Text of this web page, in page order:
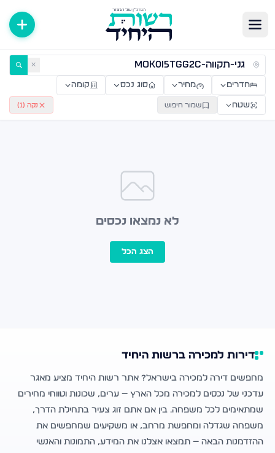
דירות למכירה ולהשכרה — רשות היחיד ✕
חדרים מחיר סוג נכס קומה
שטח שמור חיפוש נקה ( 1
)
לא נמצאו נכסים
הצג הכל
דירות למכירה ברשות היחיד
מחפשים דירה למכירה בישראל? אתר רשות היחיד מציע מאגר
עדכני של נכסים למכירה מכל הארץ — ערים, שכונות וטווחי מחירים
שמתאימים לכל משפחה. בין אם אתם זוג צעיר בתחילת הדרך,
משפחה שגדלה ומחפשת מרחב, או משקיעים שמחפשים את
ההזדמנות הבאה — תמצאו אצלנו את המידע, התמונות והאנשי